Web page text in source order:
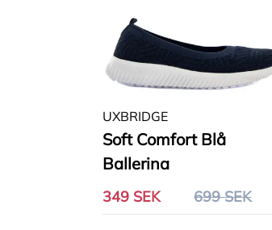
UXBRIDGE
Soft Comfort Blå
Ballerina
349 SEK 699 SEK